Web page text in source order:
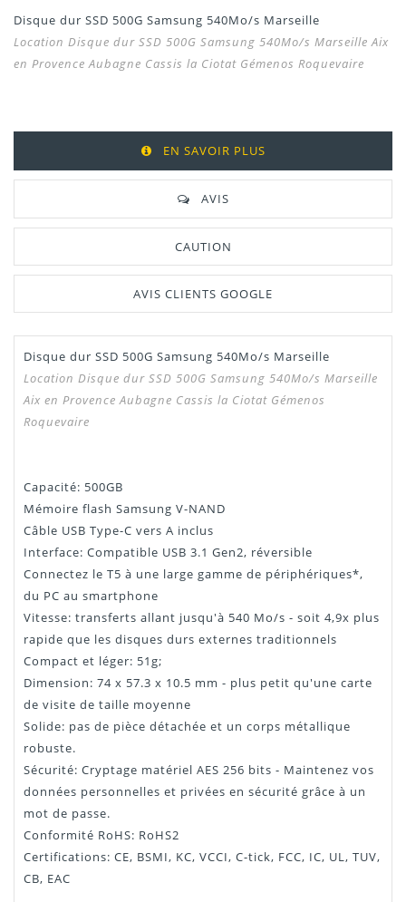
Disque dur SSD 500G Samsung 540Mo/s Marseille
Location Disque dur SSD 500G Samsung 540Mo/s Marseille Aix
en Provence Aubagne Cassis la Ciotat Gémenos Roquevaire
EN SAVOIR PLUS
AVIS
CAUTION
AVIS CLIENTS GOOGLE
Disque dur SSD 500G Samsung 540Mo/s Marseille
Location Disque dur SSD 500G Samsung 540Mo/s Marseille
Aix en Provence Aubagne Cassis la Ciotat Gémenos
Roquevaire
Capacité: 500GB
Mémoire flash Samsung V-NAND
Câble USB Type-C vers A inclus
Interface: Compatible USB 3.1 Gen2, réversible
Connectez le T5 à une large gamme de périphériques*,
du PC au smartphone
Vitesse: transferts allant jusqu'à 540 Mo/s - soit 4,9x plus
rapide que les disques durs externes traditionnels
Compact et léger: 51g;
Dimension: 74 x 57.3 x 10.5 mm - plus petit qu'une carte
de visite de taille moyenne
Solide: pas de pièce détachée et un corps métallique
robuste.
Sécurité: Cryptage matériel AES 256 bits - Maintenez vos
données personnelles et privées en sécurité grâce à un
mot de passe.
Conformité RoHS: RoHS2
Certifications: CE, BSMI, KC, VCCI, C-tick, FCC, IC, UL, TUV,
CB, EAC